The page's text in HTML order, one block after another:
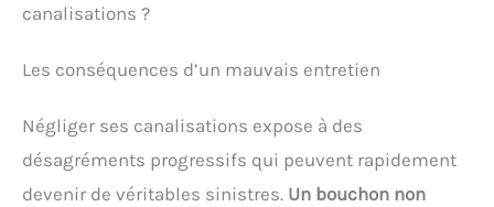
canalisations ?
Les conséquences d’un mauvais entretien
Négliger ses canalisations expose à des
désagréments progressifs qui peuvent rapidement
devenir de véritables sinistres. Un bouchon non